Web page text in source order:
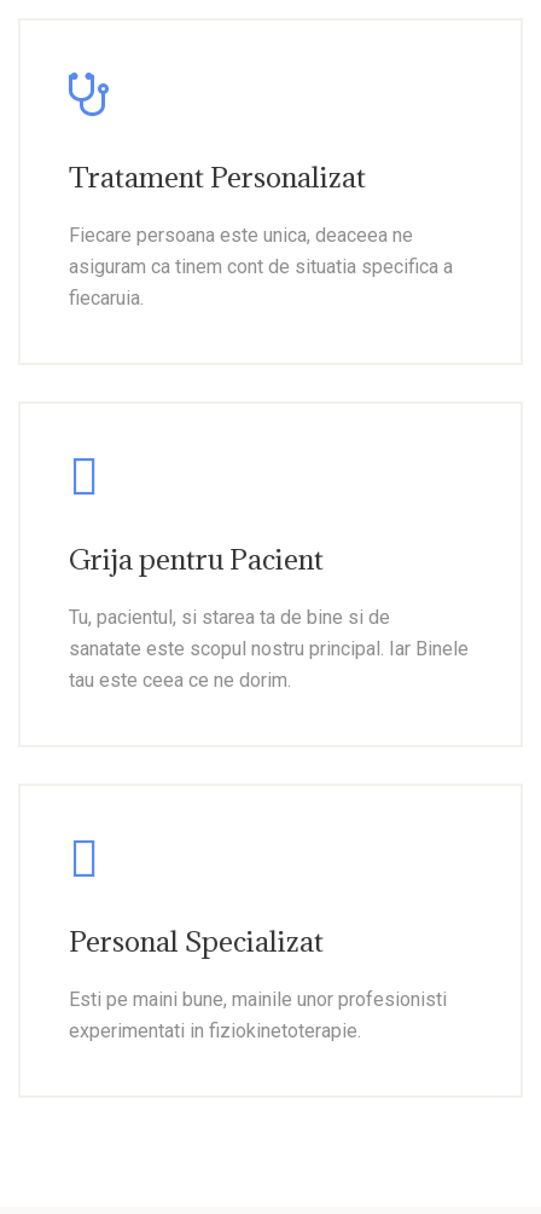
Tratament Personalizat
Fiecare persoana este unica, deaceea ne
asiguram ca tinem cont de situatia specifica a
fiecaruia.
Grija pentru Pacient
Tu, pacientul, si starea ta de bine si de
sanatate este scopul nostru principal. Iar Binele
tau este ceea ce ne dorim.
Personal Specializat
Esti pe maini bune, mainile unor profesionisti
experimentati in fiziokinetoterapie.